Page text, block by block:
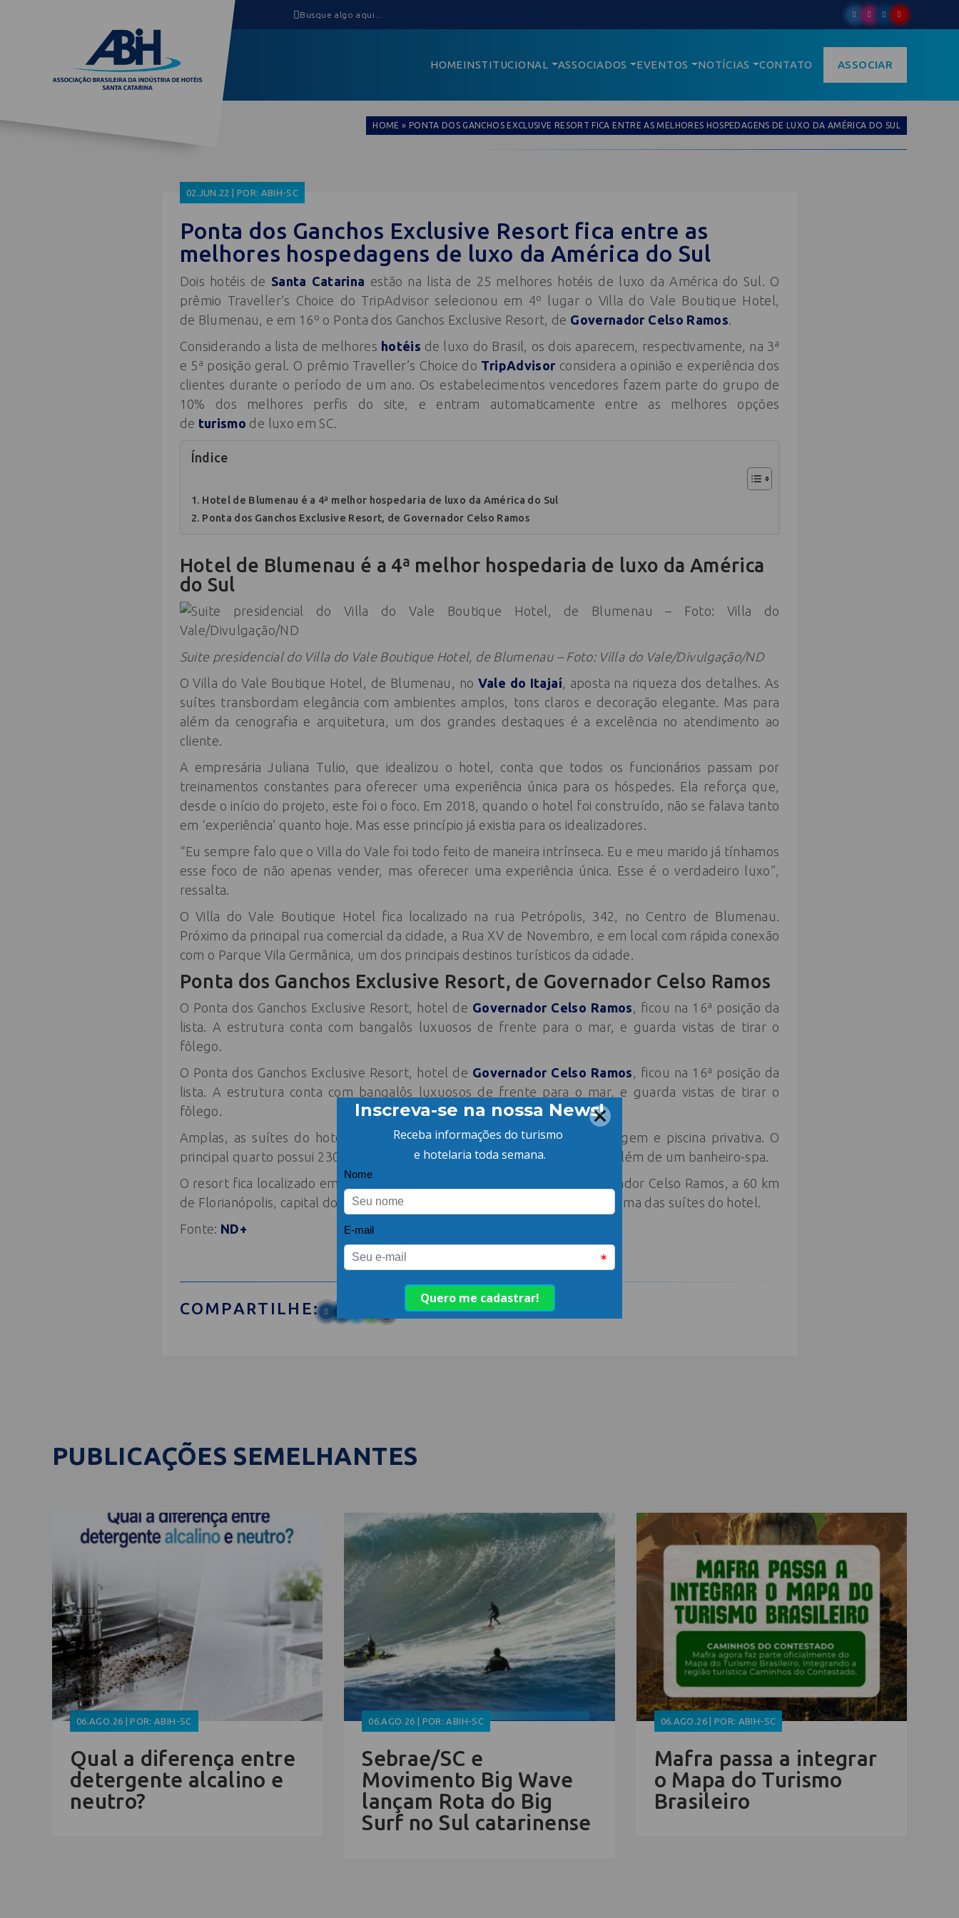
HOMEINSTITUCIONAL ASSOCIADOS EVENTOS NOTÍCIAS CONTATO ASSOCIAR
HOME » PONTA DOS GANCHOS EXCLUSIVE RESORT FICA ENTRE AS MELHORES HOSPEDAGENS DE LUXO DA AMÉRICA DO SUL
02.JUN.22 | POR: ABIH-SC
Ponta dos Ganchos Exclusive Resort fica entre as
melhores hospedagens de luxo da América do Sul
Dois hotéis de Santa Catarina estão na lista de 25 melhores hotéis de luxo da América do Sul. O
prêmio Traveller’s Choice do TripAdvisor selecionou em 4º lugar o Villa do Vale Boutique Hotel,
de Blumenau, e em 16º o Ponta dos Ganchos Exclusive Resort, de Governador Celso Ramos.
Considerando a lista de melhores hotéis de luxo do Brasil, os dois aparecem, respectivamente, na 3ª
e 5ª posição geral. O prêmio Traveller’s Choice do TripAdvisor considera a opinião e experiência dos
clientes durante o período de um ano. Os estabelecimentos vencedores fazem parte do grupo de
10% dos melhores perfis do site, e entram automaticamente entre as melhores opções
de turismo de luxo em SC.
Índice
Hotel de Blumenau é a 4ª melhor hospedaria de luxo da América do Sul
Ponta dos Ganchos Exclusive Resort, de Governador Celso Ramos
Hotel de Blumenau é a 4ª melhor hospedaria de luxo da América
do Sul
Suite presidencial do Villa do Vale Boutique Hotel, de Blumenau – Foto: Villa do Vale/Divulgação/ND
O Villa do Vale Boutique Hotel, de Blumenau, no Vale do Itajaí, aposta na riqueza dos detalhes. As
suítes transbordam elegância com ambientes amplos, tons claros e decoração elegante. Mas para
além da cenografia e arquitetura, um dos grandes destaques é a excelência no atendimento ao
cliente.
A empresária Juliana Tulio, que idealizou o hotel, conta que todos os funcionários passam por
treinamentos constantes para oferecer uma experiência única para os hóspedes. Ela reforça que,
desde o início do projeto, este foi o foco. Em 2018, quando o hotel foi construído, não se falava tanto
em ‘experiência’ quanto hoje. Mas esse princípio já existia para os idealizadores.
“Eu sempre falo que o Villa do Vale foi todo feito de maneira intrínseca. Eu e meu marido já tínhamos
esse foco de não apenas vender, mas oferecer uma experiência única. Esse é o verdadeiro luxo”,
ressalta.
O Villa do Vale Boutique Hotel fica localizado na rua Petrópolis, 342, no Centro de Blumenau.
Próximo da principal rua comercial da cidade, a Rua XV de Novembro, e em local com rápida conexão
com o Parque Vila Germânica, um dos principais destinos turísticos da cidade.
Ponta dos Ganchos Exclusive Resort, de Governador Celso Ramos
O Ponta dos Ganchos Exclusive Resort, hotel de Governador Celso Ramos , ficou na 16ª posição da
lista. A estrutura conta com bangalôs luxuosos de frente para o mar, e guarda vistas de tirar o
fôlego.
O Ponta dos Ganchos Exclusive Resort, hotel de Governador Celso Ramos , ficou na 16ª posição da
lista. A estrutura conta com bangalôs luxuosos de frente para o mar, e guarda vistas de tirar o
fôlego.
Amplas, as suítes do hotel são equipadas com banheira de hidromassagem e piscina privativa. O
principal quarto possui 230m², incluindo sauna seca com vista para o mar, além de um banheiro-spa.
O resort fica localizado em uma península particular na cidade de Governador Celso Ramos, a 60 km
de Florianópolis, capital do estado de Santa Catarina. Veja abaixo fotos de uma das suítes do hotel.
Fonte: ND+
COMPARTILHE:
PUBLICAÇÕES SEMELHANTES
06.AGO.26 | POR: ABIH-SC
Qual a diferença entre
detergente alcalino e
neutro?
06.AGO.26 | POR: ABIH-SC
Sebrae/SC e
Movimento Big Wave
lançam Rota do Big
Surf no Sul catarinense
06.AGO.26 | POR: ABIH-SC
Mafra passa a integrar
o Mapa do Turismo
Brasileiro